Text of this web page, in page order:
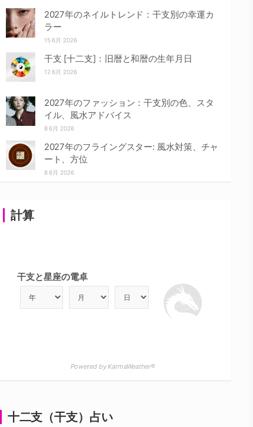
2027年のネイルトレンド：干支別の幸運カ
ラー
15 6月 2026
干支 [十二支]：旧暦と和暦の生年月日
12 6月 2026
2027年のファッション：干支別の色、スタ
イル、風水アドバイス
8 6月 2026
2027年のフライングスター: 風水対策、チャ
ート、方位
8 6月 2026
計算
干支と星座の電卓
Powered by KarmaWeather®
十二支（干支）占い